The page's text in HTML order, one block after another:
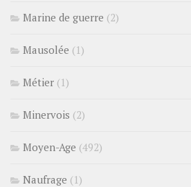
Marine de guerre (2)
Mausolée (1)
Métier (1)
Minervois (2)
Moyen-Age (492)
Naufrage (1)